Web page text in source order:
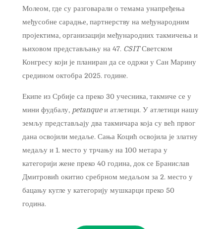
Молеом, где су разговарали о темама унапређења
међусобне сарадње, партнерству на међународним
пројектима, организацији међународних такмичења и
њиховом представљању на 47. CSITСветском
Конгресу који је планиран да се одржи у Сан Марину
средином октобра 2025. године.
Екипе из Србије са преко 30 учесника, такмиче се у
мини фудбалу, petanqueи атлетици. У атлетици нашу
земљу представљају два такмичара која су већ првог
дана освојили медаље. Сања Коцић освојила је златну
медаљу и 1. место у трчању на 100 метара у
категорији жене преко 40 година, док се Бранислав
Дмитровић окитио сребрном медаљом за 2. место у
бацању кугле у категорију мушкарци преко 50
година.